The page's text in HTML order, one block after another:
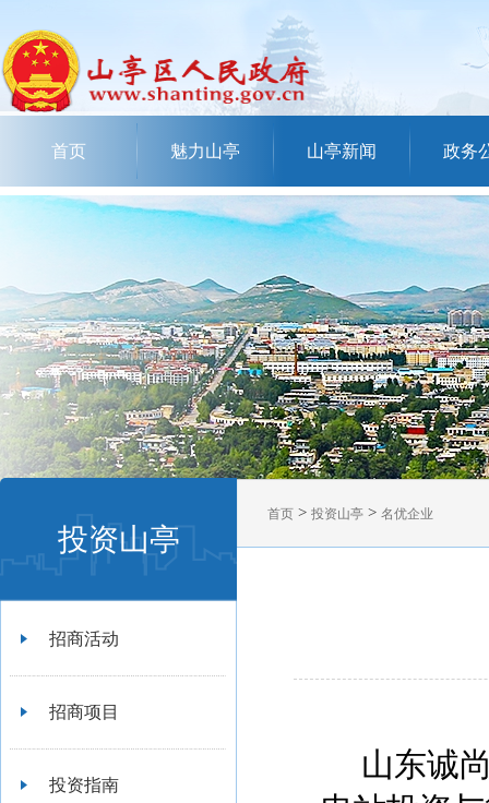
首页 魅力山亭 山亭新闻 政务
投资山亭
招商活动
招商项目
投资指南
首页 > 投资山亭 > 名优企业
山东诚